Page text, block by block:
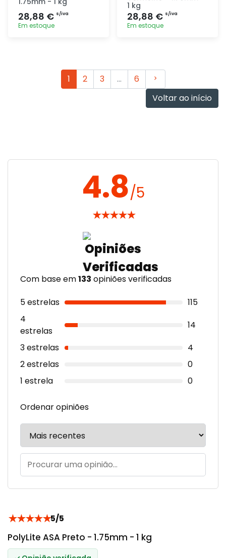
28,88 € s/iva
Em estoque
1 kg
28,88 € s/iva
Em estoque
1 2 3 … 6
Seguinte
Voltar ao início
4.8/5
★★★★★
Com base em133 opiniões verificadas
5 estrelas
115
4
estrelas
14
3 estrelas
4
2 estrelas
0
1 estrela
0
Ordenar opiniões
★★★★★5/5
PolyLite ASA Preto - 1.75mm - 1 kg